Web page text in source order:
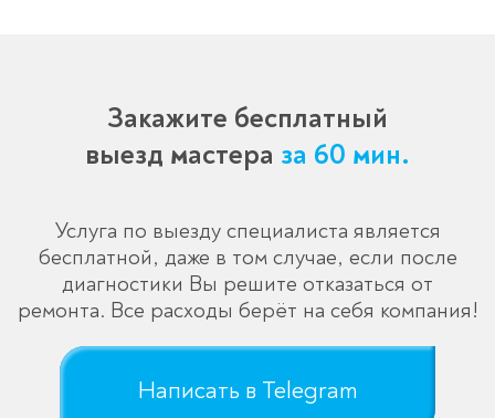
Закажите бесплатный
выезд мастера за 60 мин.
Услуга по выезду специалиста является
бесплатной, даже в том случае, если после
диагностики Вы решите отказаться от
ремонта. Все расходы берёт на себя компания!
Написать в Telegram